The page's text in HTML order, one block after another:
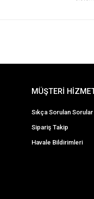
MÜŞTERİ
Sıkça Sorulan Sorular
Sipariş Takip
Havale Bildirimleri